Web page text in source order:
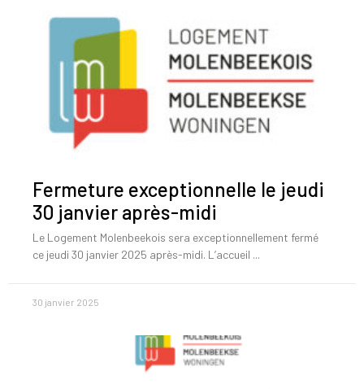
Fermeture exceptionnelle le jeudi
30 janvier après-midi
Le Logement Molenbeekois sera exceptionnellement fermé
ce jeudi 30 janvier 2025 après-midi. L’accueil
30 janvier 2025